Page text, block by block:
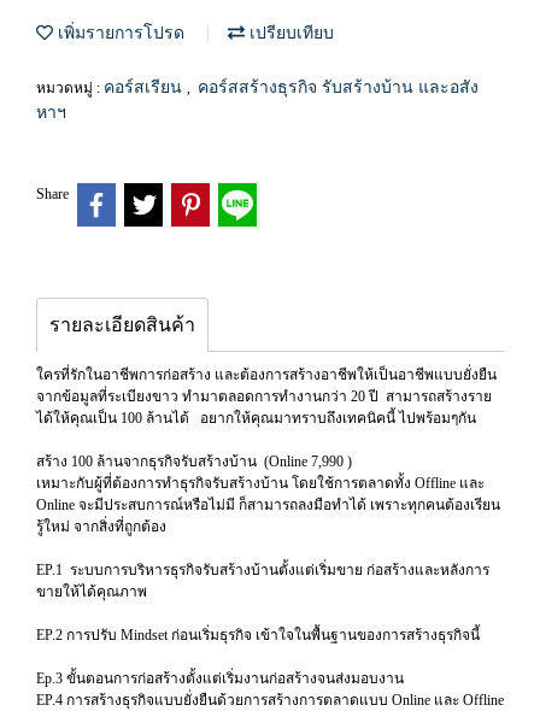
เพิ่มรายการโปรด เปรียบเทียบ
หมวดหมู่ : คอร์สเรียน , คอร์สสร้างธุรกิจ รับสร้างบ้าน และอสัง
หาฯ
Share
รายละเอียดสินค้า
ใครที่รักในอาชีพการก่อสร้าง และต้องการสร้างอาชีพให้เป็นอาชีพแบบยั่งยืน
จากข้อมูลที่ระเบียงขาว ทำมาตลอดการทำงานกว่า 20 ปี สามารถสร้างราย
ได้ให้คุณเป็น 100 ล้านได้ อยากให้คุณมาทราบถึงเทคนิคนี้ ไปพร้อมๆกัน
สร้าง 100 ล้านจากธุรกิจรับสร้างบ้าน (Online 7,990 )
เหมาะกับผู้ที่ต้องการทำธุรกิจรับสร้างบ้าน โดยใช้การตลาดทั้ง Offline และ
Online จะมีประสบการณ์หรือไม่มี ก็สามารถลงมือทำได้ เพราะทุกคนต้องเรียน
รู้ใหม่ จากสิ่งที่ถูกต้อง
EP.1 ระบบการบริหารธุรกิจรับสร้างบ้านตั้งแต่เริ่มขาย ก่อสร้างและหลังการ
ขายให้ได้คุณภาพ
EP.2 การปรับ Mindset ก่อนเริ่มธุรกิจ เข้าใจในพื้นฐานของการสร้างธุรกิจนี้
Ep.3 ขั้นตอนการก่อสร้างตั้งแต่เริ่มงานก่อสร้างจนส่งมอบงาน
EP.4 การสร้างธุรกิจแบบยั่งยืนด้วยการสร้างการตลาดแบบ Online และ Offline